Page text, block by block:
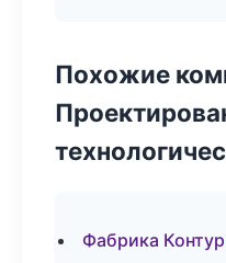
Похожие
Фабрика